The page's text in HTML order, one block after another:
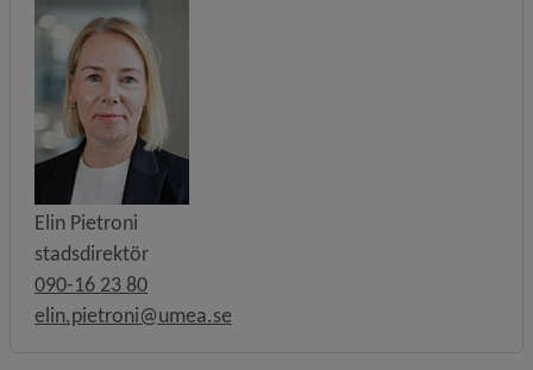
Elin Pietroni
stadsdirektör
090-16 23 80
elin.pietroni@umea.se